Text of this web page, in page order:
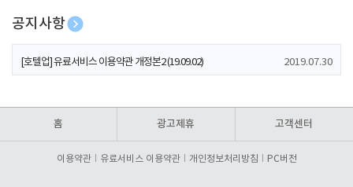
공지사항
[호텔업] 개인정보 처리방침 개정본1 (19.09.02)
[호텔업] 유료서비스 이용약관 개정본2 (19.09.02) 2019.07.30
홈 광고제휴 고객센터
이용약관 유료서비스 이용약관 개인정보처리방침 PC버전